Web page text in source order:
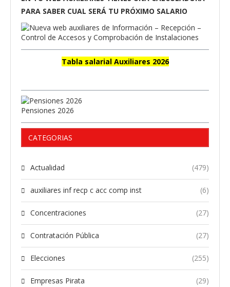
PARA SABER CUAL SERÁ TU PRÓXIMO SALARIO
Tabla salarial Auxiliares 2026
Pensiones 2026
CATEGORIAS
Actualidad (479)
auxiliares inf recp c acc comp inst (6)
Concentraciones (27)
Contratación Pública (27)
Elecciones (255)
Empresas Pirata (29)